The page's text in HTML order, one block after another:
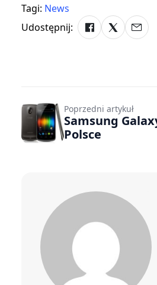
Tagi: News
Udostępnij:
Poprzedni artykuł
Samsung
Polsce